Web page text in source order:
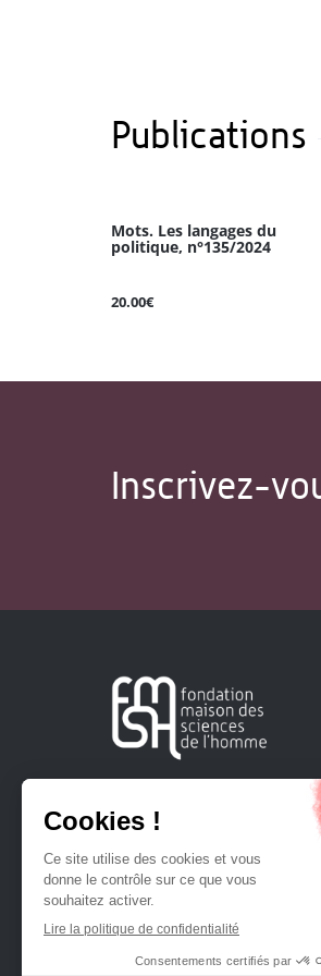
Publications
Mots. Les langages du
politique, n°135/2024
20.00€
Inscrivez-
Créée en 1963, la Fondation
soutient la recherche et la
sciences humaines et sociales.